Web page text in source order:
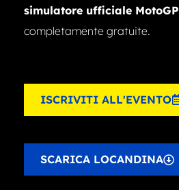
simulatore ufficiale MotoGP
completamente gratuite.
ISCRIVITI ALL'EVENTO
SCARICA LOCANDINA